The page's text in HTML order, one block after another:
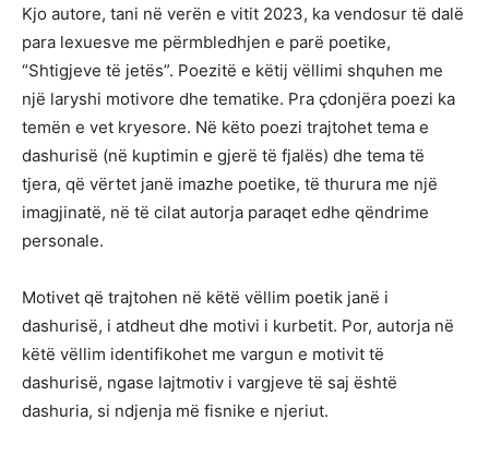
Kjo autore, tani në verën e vitit 2023, ka vendosur të dalë
para lexuesve me përmbledhjen e parë poetike,
“Shtigjeve të jetës”. Poezitë e këtij vëllimi shquhen me
një laryshi motivore dhe tematike. Pra çdonjëra poezi ka
temën e vet kryesore. Në këto poezi trajtohet tema e
dashurisë (në kuptimin e gjerë të fjalës) dhe tema të
tjera, që vërtet janë imazhe poetike, të thurura me një
imagjinatë, në të cilat autorja paraqet edhe qëndrime
personale.
Motivet që trajtohen në këtë vëllim poetik janë i
dashurisë, i atdheut dhe motivi i kurbetit. Por, autorja në
këtë vëllim identifikohet me vargun e motivit të
dashurisë, ngase lajtmotiv i vargjeve të saj është
dashuria, si ndjenja më fisnike e njeriut.